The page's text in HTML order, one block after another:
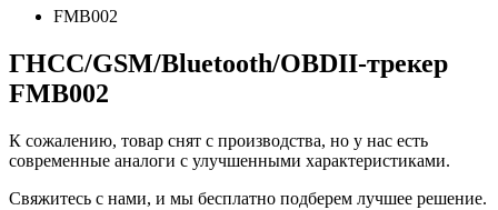
FMB002
ГНСС/GSM/Bluetooth/OBDII-трекер
FMB002
К сожалению, товар снят с производства, но у нас есть
современные аналоги с улучшенными характеристиками.
Свяжитесь с нами, и мы бесплатно подберем лучшее решение.